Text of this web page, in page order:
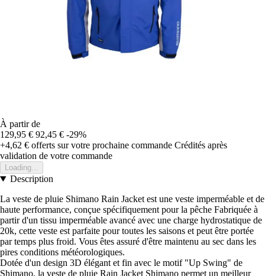
À partir de
129,95 € 92,45 € -29%
+4,62 € offerts sur votre prochaine commande Crédités après
validation de votre commande
Loading...
Description
La veste de pluie Shimano Rain Jacket est une veste imperméable et de
haute performance, conçue spécifiquement pour la pêche Fabriquée à
partir d'un tissu imperméable avancé avec une charge hydrostatique de
20k, cette veste est parfaite pour toutes les saisons et peut être portée
par temps plus froid. Vous êtes assuré d'être maintenu au sec dans les
pires conditions météorologiques.
Dotée d'un design 3D élégant et fin avec le motif "Up Swing" de
Shimano, la veste de pluie Rain Jacket Shimano permet un meilleur